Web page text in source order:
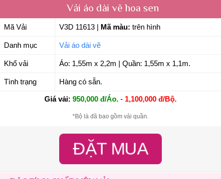
Vải áo dài vẽ hoa sen
Mã Vải V3D 11613 Mã màu: trên hình
Danh mục Vải áo dài vẽ
Khổ vải Áo: 1,55m x 2,2m | Quần: 1,55m x 1,1m.
Tình trạng Hàng có sẵn.
Giá vải: 950,000 đ/Áo. - 1,100,000 đ/Bộ.
*Bộ là đã bao gồm vải quần.
ĐẶT MUA